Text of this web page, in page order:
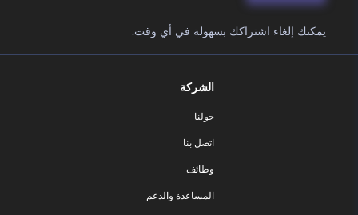
يمكنك إلغاء اشتراكك بسهولة في أي وقت.
الشركة
حولنا
اتصل بنا
وظائف
المساعدة والدعم